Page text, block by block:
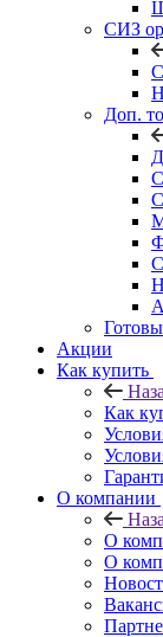
СИЗ
Доп.
Акции
Как купить
Как
О компании
О
О